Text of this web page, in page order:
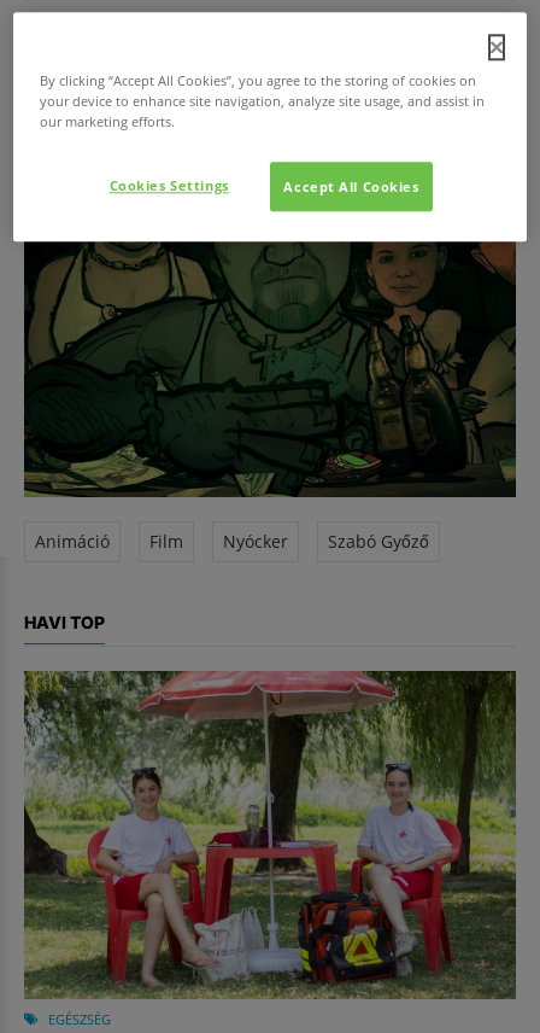
filmből
Létrehoztaredbandita
Animáció Film Nyócker Szabó Győző
HAVI TOP
EGÉSZSÉG
By clicking “Accept All Cookies”, you agree to the storing of cookies on
your device to enhance site navigation, analyze site usage, and assist in
our marketing efforts.
Accept All Cookies
Cookies Settings